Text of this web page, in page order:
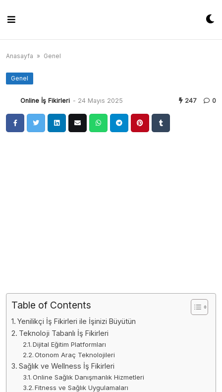
content
Anasayfa » Genel
Genel
Online İş Fikirleri - 24 Mayıs 2025 247 0
Table of Contents
Yenilikçi İş Fikirleri ile İşinizi Büyütün
Teknoloji Tabanlı İş Fikirleri
Dijital Eğitim Platformları
Otonom Araç Teknolojileri
Sağlık ve Wellness İş Fikirleri
Online Sağlık Danışmanlık Hizmetleri
Fitness ve Sağlık Uygulamaları